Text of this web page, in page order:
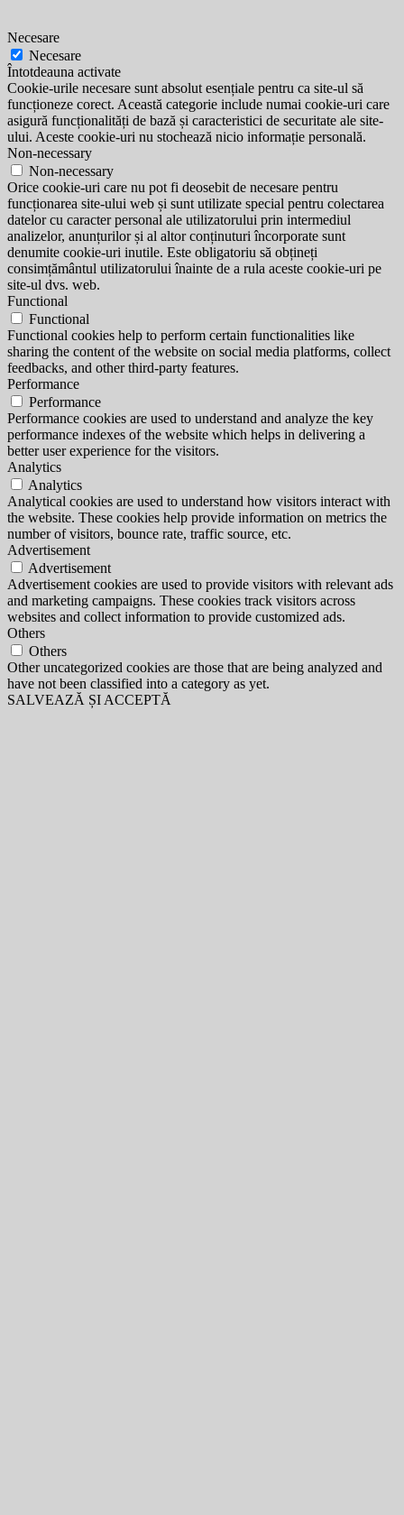
Necesare
Necesare
Întotdeauna activate
Cookie-urile necesare sunt absolut esențiale pentru ca site-ul să
funcționeze corect. Această categorie include numai cookie-uri care
asigură funcționalități de bază și caracteristici de securitate ale site-
ului. Aceste cookie-uri nu stochează nicio informație personală.
Non-necessary
Non-necessary
Orice cookie-uri care nu pot fi deosebit de necesare pentru
funcționarea site-ului web și sunt utilizate special pentru colectarea
datelor cu caracter personal ale utilizatorului prin intermediul
analizelor, anunțurilor și al altor conținuturi încorporate sunt
denumite cookie-uri inutile. Este obligatoriu să obțineți
consimțământul utilizatorului înainte de a rula aceste cookie-uri pe
site-ul dvs. web.
Functional
Functional
Functional cookies help to perform certain functionalities like
sharing the content of the website on social media platforms, collect
feedbacks, and other third-party features.
Performance
Performance
Performance cookies are used to understand and analyze the key
performance indexes of the website which helps in delivering a
better user experience for the visitors.
Analytics
Analytics
Analytical cookies are used to understand how visitors interact with
the website. These cookies help provide information on metrics the
number of visitors, bounce rate, traffic source, etc.
Advertisement
Advertisement
Advertisement cookies are used to provide visitors with relevant ads
and marketing campaigns. These cookies track visitors across
websites and collect information to provide customized ads.
Others
Others
Other uncategorized cookies are those that are being analyzed and
have not been classified into a category as yet.
SALVEAZĂ ȘI ACCEPTĂ